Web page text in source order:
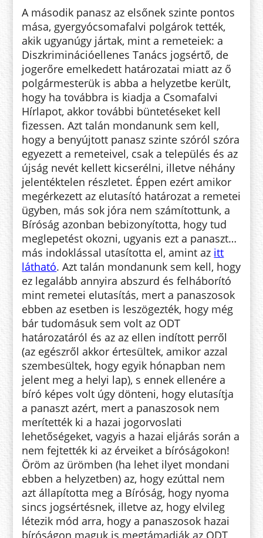
A második panasz az elsőnek szinte pontos
mása, gyergyócsomafalvi polgárok tették,
akik ugyanúgy jártak, mint a remeteiek: a
Diszkriminációellenes Tanács jogsértő, de
jogerőre emelkedett határozatai miatt az ő
polgármesterük is abba a helyzetbe került,
hogy ha továbbra is kiadja a Csomafalvi
Hírlapot, akkor további büntetéseket kell
fizessen. Azt talán mondanunk sem kell,
hogy a benyújtott panasz szinte szóról szóra
egyezett a remeteivel, csak a település és az
újság nevét kellett kicserélni, illetve néhány
jelentéktelen részletet. Éppen ezért amikor
megérkezett az elutasító határozat a remetei
ügyben, más sok jóra nem számítottunk, a
Bíróság azonban bebizonyította, hogy tud
meglepetést okozni, ugyanis ezt a panaszt…
más indoklással utasította el, amint az itt
látható. Azt talán mondanunk sem kell, hogy
ez legalább annyira abszurd és felháborító
mint remetei elutasítás, mert a panaszosok
ebben az esetben is leszögezték, hogy még
bár tudomásuk sem volt az ODT
határozatáról és az az ellen indított perről
(az egészről akkor értesültek, amikor azzal
szembesültek, hogy egyik hónapban nem
jelent meg a helyi lap), s ennek ellenére a
bíró képes volt úgy dönteni, hogy elutasítja
a panaszt azért, mert a panaszosok nem
merítették ki a hazai jogorvoslati
lehetőségeket, vagyis a hazai eljárás során a
nem fejtették ki az érveiket a bíróságokon!
Öröm az ürömben (ha lehet ilyet mondani
ebben a helyzetben) az, hogy ezúttal nem
azt állapította meg a Bíróság, hogy nyoma
sincs jogsértésnek, illetve az, hogy elvileg
létezik mód arra, hogy a panaszosok hazai
bíróságon maguk is megtámadják az ODT